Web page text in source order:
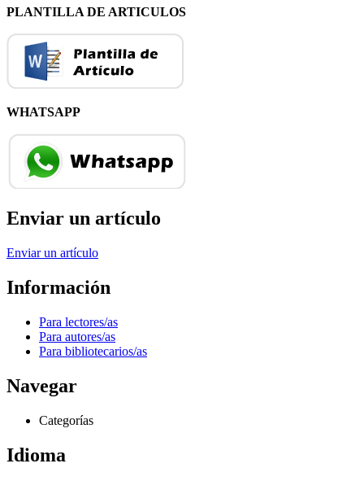
PLANTILLA DE ARTICULOS
WHATSAPP
Enviar un artículo
Enviar un artículo
Información
Para lectores/as
Para autores/as
Para bibliotecarios/as
Navegar
Categorías
Idioma